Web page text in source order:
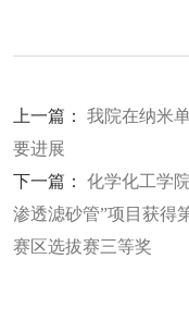
上一篇： 我院在纳米
要进展
下一篇： 化学化工学
渗透滤砂管”项目获得
赛区选拔赛三等奖